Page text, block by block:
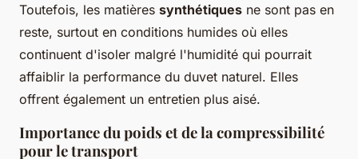
Toutefois, les matières synthétiques ne sont pas en
reste, surtout en conditions humides où elles
continuent d'isoler malgré l'humidité qui pourrait
affaiblir la performance du duvet naturel. Elles
offrent également un entretien plus aisé.
Importance du poids et de la compressibilité
pour le transport